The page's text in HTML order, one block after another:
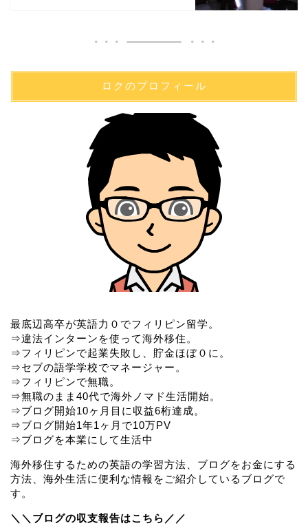
ロクのプロフィール
最底辺高卒が英語力０でフィリピン留学。
⇒違法インターンを使って海外移住。
⇒フィリピンで起業失敗し、貯金ほぼ０に。
⇒セブの語学学校でマネージャー。
⇒フィリピンで無職。
⇒無職のまま40代で海外ノマド生活開始。
⇒ブログ開始10ヶ月目に収益6桁達成。
⇒ブログ開始1年1ヶ月で10万PV
⇒ブログを本業にして生活中
海外移住するための英語の学習方法、ブログをお金にする
方法、海外生活に便利な情報をご紹介しているブログで
す。
＼＼ブログの収支報告はこちら／／